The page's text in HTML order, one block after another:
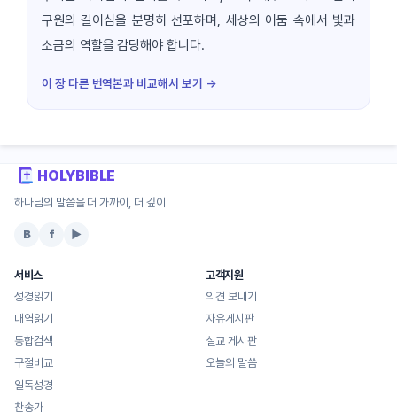
구원의 길이심을 분명히 선포하며, 세상의 어둠 속에서 빛과
소금의 역할을 감당해야 합니다.
이 장 다른 번역본과 비교해서 보기 →
HOLYBIBLE
하나님의 말씀을 더 가까이, 더 깊이
B f ▶
서비스
성경읽기
대역읽기
통합검색
구절비교
일독성경
찬송가
고객지원
의견 보내기
자유게시판
설교 게시판
오늘의 말씀